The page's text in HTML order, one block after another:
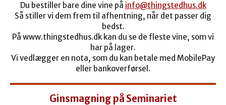
Du bestiller bare dine vine på info@thingstedhus.dk
Så stiller vi dem frem til afhentning, når det passer dig
bedst.
På www.thingstedhus.dk kan du se de fleste vine, som vi
har på lager.
Vi vedlægger en nota, som du kan betale med MobilePay
eller bankoverførsel.
Ginsmagning på Seminariet